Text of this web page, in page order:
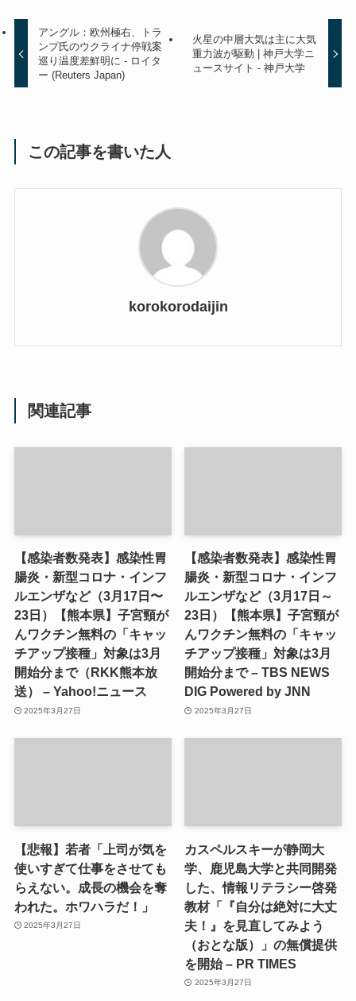
アングル：欧州極右、トラ
ンプ氏のウクライナ停戦案
巡り温度差鮮明に - ロイタ
ー (Reuters Japan)
火星の中層大気は主に大気
重力波が駆動 | 神戸大学ニ
ュースサイト - 神戸大学
この記事を書いた人
korokorodaijin
関連記事
【感染者数発表】感染性胃
腸炎・新型コロナ・インフ
ルエンザなど（3月17日〜
23日）【熊本県】子宮頸が
んワクチン無料の「キャッ
チアップ接種」対象は3月
開始分まで（RKK熊本放
送） – Yahoo!ニュース
2025年3月27日
【感染者数発表】感染性胃
腸炎・新型コロナ・インフ
ルエンザなど（3月17日～
23日）【熊本県】子宮頸が
んワクチン無料の「キャッ
チアップ接種」対象は3月
開始分まで – TBS NEWS
DIG Powered by JNN
2025年3月27日
【悲報】若者「上司が気を
使いすぎて仕事をさせても
らえない。成長の機会を奪
われた。ホワハラだ！」
2025年3月27日
カスペルスキーが静岡大
学、鹿児島大学と共同開発
した、情報リテラシー啓発
教材「『自分は絶対に大丈
夫！』を見直してみよう
（おとな版）」の無償提供
を開始 – PR TIMES
2025年3月27日